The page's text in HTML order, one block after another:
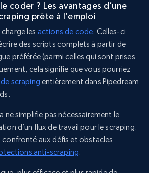
coder ? Les avantages d’une
prête à l’emploi
les actions de code. Celles-ci
des scripts complets à partir de
préférée (parmi celles qui sont prises
cela signifie que vous pourriez
scraping entièrement dans Pipedream
ne simplifie pas nécessairement le
d’un flux de travail pour le scraping.
aux défis et obstacles
anti-scraping.